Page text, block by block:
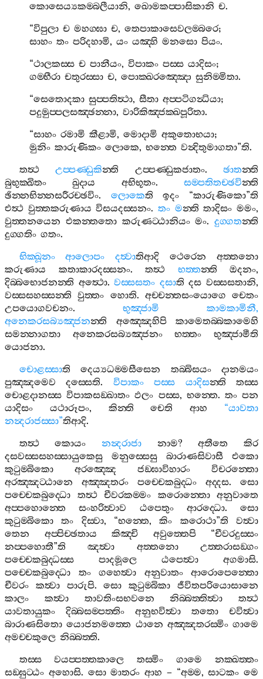
කොසෙය්‍යකම‍්බලීයානි,ඛොමකප‍්පාසිකානි ච.
“විපුලා ච මහග‍්ඝා ච,තෙපාකාසෙවලම‍්බරෙ;
සාහං තං පරිදහාමි,යං යඤ‍්හි මනසො පියං.
“ථාලකස‍්ස ච පානීයං,විපාකං පස‍්ස යාදිසං;
ගම‍්භීරා චතුරස‍්සා ච,පොක‍්ඛරඤ‍්ඤො සුනිම‍්මිතා.
“සෙතොදකා සුප‍්පතිත්‍ථා,සීතා අප‍්පටිගන්‍ධියා;
පදුමුප‍්පලසඤ‍්ඡන‍්නා,වාරිකිඤ‍්ජක‍්ඛපූරිතා.
“සාහං රමාමි කීළාමි,මොදාමි අකුතොභයා;
මුනිං කාරුණිකං ලොකෙ,භන‍්තෙ වන්‍දිතුමාගතා”ති.
තත්‍ථ
උප‍්පණ‍්ඩුකින‍්ති උප‍්පණ‍්ඩුකජාතං.ඡාතන‍්ති
බුභුක‍්ඛිතං
ඛුදාය අභිභූතං.සම‍්පතිතච‍්ඡවින‍්ති
ඡින‍්නභින‍්නසරීරච‍්ඡවිං. ලොකෙති ඉදං “කාරුණිකො”ති
එත්‍ථ වුත‍්තකරුණාය විසයදස‍්සනං.තං මන‍්ති තාදිසං මමං,
වුත‍්තනයෙන එකන‍්තතො කරුණට‍්ඨානියං මං. දුග‍්ගතන‍්ති
දුග‍්ගතිං ගතං.
භික‍්ඛූනං
ආලොපං දත්‍වාතිආදි ථෙරෙන
අත‍්තනො
කරුණාය
කතාකාරදස‍්සනං. තත්‍ථ භත‍්තන‍්ති ඔදනං,
දිබ‍්බභොජනන‍්ති අත්‍ථො.වස‍්සසතං දසාති දස වස‍්සසතානි,
වස‍්සසහස‍්සන‍්ති වුත‍්තං හොති. අච‍්චන‍්තසංයොගෙ චෙතං
උපයොගවචනං. භුඤ‍්ජාමි කාමකාමිනී,
අනෙකරසබ්‍යඤ‍්ජනන‍්ති අඤ‍්ඤෙහිපි
කාමෙතබ‍්බකාමෙහි
සමන‍්නාගතා
අනෙකරසබ්‍යඤ‍්ජනං භත‍්තං
භුඤ‍්ජාමීති
යොජනා.
චොළස‍්සාති දෙය්‍යධම‍්මසීසෙන තබ‍්බිසයං
දානමයං
පුඤ‍්ඤමෙව
දස‍්සෙති. විපාකං පස‍්ස යාදිසන‍්ති
තස‍්ස
චොළදානස‍්ස විපාකසඞ‍්ඛාතං ඵලං පස‍්ස, භන‍්තෙ. තං පන
යාදිසං
යථාරූපං, කින‍්ති චෙති ආහ “යාවතා
නන්‍දරාජස‍්සා”තිආදි.
තත්‍ථ
කොයං නන්‍දරාජා නාම?අතීතෙ
කිර
දසවස‍්සසහස‍්සායුකෙසු
මනුස‍්සෙසු බාරාණසිවාසී
එකො
කුටුම‍්බිකො
අරඤ‍්ඤෙ ජඞ‍්ඝාවිහාරං
විචරන‍්තො
අරඤ‍්ඤට‍්ඨානෙ
අඤ‍්ඤතරං පච‍්චෙකබුද‍්ධං අද‍්දස. සො
පච‍්චෙකබුද‍්ධො
තත්‍ථ චීවරකම‍්මං කරොන‍්තො
අනුවාතෙ
අප‍්පහොන‍්තෙ
සංහරිත්‍වාව ඨපෙතුං ආරද‍්ධො. සො
කුටුම‍්බිකො
තං දිස‍්වා, “භන‍්තෙ,කිං කරොථා”ති
වත්‍වා
තෙන
අප‍්පිච‍්ඡතාය කිඤ‍්චි අවුත‍්තෙපි“චීවරදුස‍්සං
නප‍්පහොතී”ති ඤත්‍වා අත‍්තනො
උත‍්තරාසඞ‍්ගං
පච‍්චෙකබුද‍්ධස‍්ස
පාදමූලෙ ඨපෙත්‍වා අගමාසි.
පච‍්චෙකබුද‍්ධො
තං ගහෙත්‍වා අනුවාතං
ආරොපෙන‍්තො
චීවරං
කත්‍වා පාරුපි.සො කුටුම‍්බිකා
ජීවිතපරියොසානෙ
කාලං
කත්‍වා තාවතිංසභවනෙ නිබ‍්බත‍්තිත්‍වා
තත්‍ථ
යාවතායුකං
දිබ‍්බසම‍්පත‍්තිං අනුභවිත්‍වා තතො
චවිත්‍වා
බාරාණසිතො යොජනමත‍්තෙ ඨානෙ අඤ‍්ඤතරස‍්මිං ගාමෙ
අමච‍්චකුලෙ නිබ‍්බත‍්ති.
තස‍්ස
වයප‍්පත‍්තකාලෙ තස‍්මිං ගාමෙ
නක‍්ඛත‍්තං
සඞ‍්ඝුට‍්ඨං අහොසි. සො මාතරං ආහ – “අම‍්ම,සාටකං මෙ